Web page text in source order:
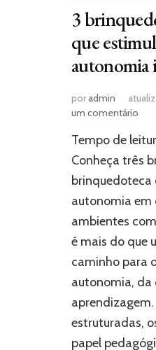
3
que
poradmin
um comentário
para
que
e
Tempo de
Conheça três
brinquedoteca
autonomia em
ambientes
é mais do que
caminho para
autonomia, da
estruturadas,
papel